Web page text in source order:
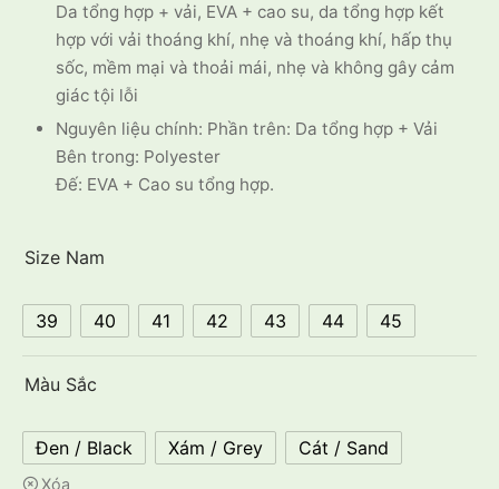
Da tổng hợp + vải, EVA + cao su, da tổng hợp kết
hợp với vải thoáng khí, nhẹ và thoáng khí, hấp thụ
sốc, mềm mại và thoải mái, nhẹ và không gây cảm
giác tội lỗi
Nguyên liệu chính: Phần trên: Da tổng hợp + Vải
Bên trong: Polyester
Đế: EVA + Cao su tổng hợp.
Size Nam
39 40 41 42 43 44 45
Màu Sắc
Đen / Black Xám / Grey Cát / Sand
Xóa